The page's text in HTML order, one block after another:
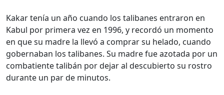
Kakar tenía un año cuando los talibanes entraron en
Kabul por primera vez en 1996, y recordó un momento
en que su madre la llevó a comprar su helado, cuando
gobernaban los talibanes. Su madre fue azotada por un
combatiente talibán por dejar al descubierto su rostro
durante un par de minutos.